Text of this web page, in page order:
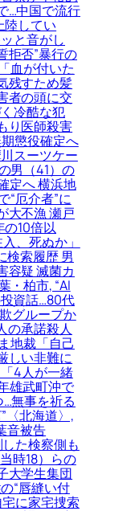
…中国で流行
陸してい
と音がし
拒否”暴行の
血が付いた
残すため髪
者の頭に交
冷酷な犯
り医師殺害
懲役確定へ
スーツケー
男（41）の
定へ 横浜地
“厄介者”に
大不漁 瀬戸
の10倍以
、死ぬか」
検索履歴 男
容疑 滅菌カ
・柏市, “AI
資話…80代
グループか
の承諾殺人
地裁「自己
しい非難に
4人が一緒
雄武町沖で
無事を祈る
〈北海道〉,
音被告
した検察側も
時18）らの
大学生集団
“唇縫い付
に家宅捜索